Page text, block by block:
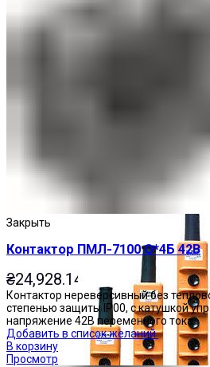
Кнопочные посты
Закрыть
Контактор ПМЛ-7100 О*4Б 42В
₴24,928.14
Контактор нереверсивный без
степенью защиты IP00, с катушкой
напряжение 42В переменного тока.
Добавить в список желаний
В корзину
Просмотр